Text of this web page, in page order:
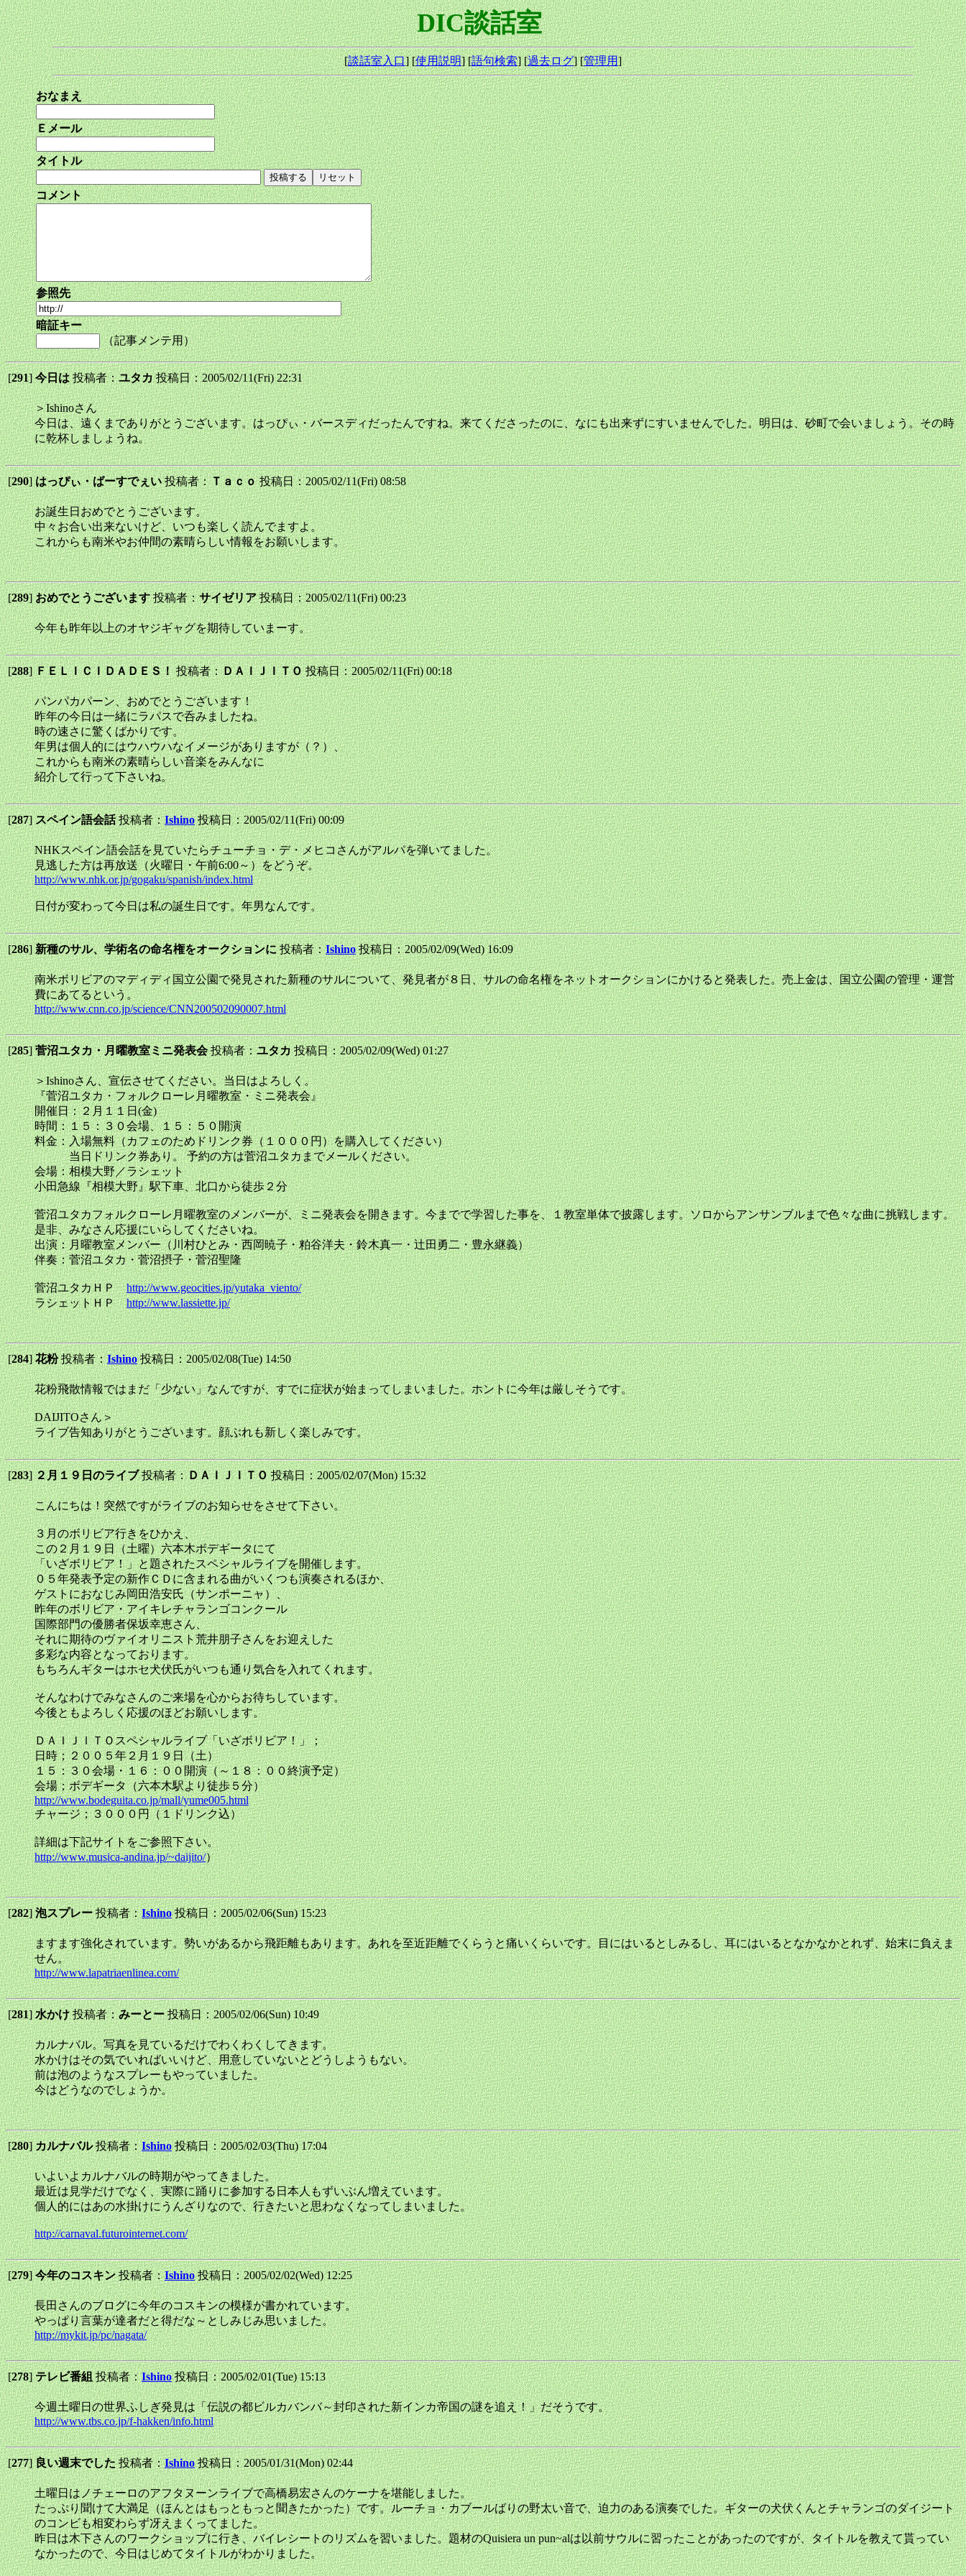
DIC談話室
[談話室入口] [使用説明] [語句検索] [過去ログ] [管理用]
おなまえ
Ｅメール
タイトル
コメント
参照先
暗証キー
（記事メンテ用）
[291]今日は投稿者：ユタカ投稿日：2005/02/11(Fri) 22:31
＞Ishinoさん
今日は、遠くまでありがとうございます。はっぴぃ・バースディだったんですね。来てくださったのに、なにも出来ずにすいませんでした。明日は、砂町で会いましょう。その時
に乾杯しましょうね。
[290]はっぴぃ・ばーすでぇい投稿者：Ｔａｃｏ投稿日：2005/02/11(Fri) 08:58
お誕生日おめでとうございます。
中々お合い出来ないけど、いつも楽しく読んでますよ。
これからも南米やお仲間の素晴らしい情報をお願いします。
[289]おめでとうございます投稿者：サイゼリア投稿日：2005/02/11(Fri) 00:23
今年も昨年以上のオヤジギャグを期待していまーす。
[288]ＦＥＬＩＣＩＤＡＤＥＳ！投稿者：ＤＡＩＪＩＴＯ投稿日：2005/02/11(Fri) 00:18
パンパカパーン、おめでとうございます！
昨年の今日は一緒にラパスで呑みましたね。
時の速さに驚くばかりです。
年男は個人的にはウハウハなイメージがありますが（？）、
これからも南米の素晴らしい音楽をみんなに
紹介して行って下さいね。
[287]スペイン語会話投稿者：Ishino 投稿日：2005/02/11(Fri) 00:09
NHKスペイン語会話を見ていたらチューチョ・デ・メヒコさんがアルパを弾いてました。
見逃した方は再放送（火曜日・午前6:00～）をどうぞ。
http://www.nhk.or.jp/gogaku/spanish/index.html
日付が変わって今日は私の誕生日です。年男なんです。
[286]新種のサル、学術名の命名権をオークションに投稿者：Ishino 投稿日：2005/02/09(Wed) 16:09
南米ボリビアのマディディ国立公園で発見された新種のサルについて、発見者が８日、サルの命名権をネットオークションにかけると発表した。売上金は、国立公園の管理・運営
費にあてるという。
http://www.cnn.co.jp/science/CNN200502090007.html
[285]菅沼ユタカ・月曜教室ミニ発表会投稿者：ユタカ投稿日：2005/02/09(Wed) 01:27
＞Ishinoさん、宣伝させてください。当日はよろしく。
『菅沼ユタカ・フォルクローレ月曜教室・ミニ発表会』
開催日：２月１１日(金)
時間：１５：３０会場、１５：５０開演
料金：入場無料（カフェのためドリンク券（１０００円）を購入してください）
当日ドリンク券あり。 予約の方は菅沼ユタカまでメールください。
会場：相模大野／ラシェット
小田急線『相模大野』駅下車、北口から徒歩２分
菅沼ユタカフォルクローレ月曜教室のメンバーが、ミニ発表会を開きます。今までで学習した事を、１教室単体で披露します。ソロからアンサンブルまで色々な曲に挑戦します。
是非、みなさん応援にいらしてくださいね。
出演：月曜教室メンバー（川村ひとみ・西岡暁子・粕谷洋夫・鈴木真一・辻田勇二・豊永継義）
伴奏：菅沼ユタカ・菅沼摂子・菅沼聖隆
菅沼ユタカＨＰhttp://www.geocities.jp/yutaka_viento/
ラシェットＨＰhttp://www.lassiette.jp/
[284]花粉投稿者：Ishino 投稿日：2005/02/08(Tue) 14:50
花粉飛散情報ではまだ「少ない」なんですが、すでに症状が始まってしまいました。ホントに今年は厳しそうです。
DAIJITOさん＞
ライブ告知ありがとうございます。顔ぶれも新しく楽しみです。
[283]２月１９日のライブ投稿者：ＤＡＩＪＩＴＯ投稿日：2005/02/07(Mon) 15:32
こんにちは！突然ですがライブのお知らせをさせて下さい。
３月のボリビア行きをひかえ、
この２月１９日（土曜）六本木ボデギータにて
「いざボリビア！」と題されたスペシャルライブを開催します。
０５年発表予定の新作ＣＤに含まれる曲がいくつも演奏されるほか、
ゲストにおなじみ岡田浩安氏（サンポーニャ）、
昨年のボリビア・アイキレチャランゴコンクール
国際部門の優勝者保坂幸恵さん、
それに期待のヴァイオリニスト荒井朋子さんをお迎えした
多彩な内容となっております。
もちろんギターはホセ犬伏氏がいつも通り気合を入れてくれます。
そんなわけでみなさんのご来場を心からお待ちしています。
今後ともよろしく応援のほどお願いします。
ＤＡＩＪＩＴＯスペシャルライブ「いざボリビア！」；
日時；２００５年２月１９日（土）
１５：３０会場・１６：００開演（～１８：００終演予定）
会場；ボデギータ（六本木駅より徒歩５分）
http://www.bodeguita.co.jp/mall/yume005.html
チャージ；３０００円（１ドリンク込）
詳細は下記サイトをご参照下さい。
http://www.musica-andina.jp/~daijito/）
[282]泡スプレー投稿者：Ishino 投稿日：2005/02/06(Sun) 15:23
ますます強化されています。勢いがあるから飛距離もあります。あれを至近距離でくらうと痛いくらいです。目にはいるとしみるし、耳にはいるとなかなかとれず、始末に負えま
せん。
http://www.lapatriaenlinea.com/
[281]水かけ投稿者：みーとー投稿日：2005/02/06(Sun) 10:49
カルナバル。写真を見ているだけでわくわくしてきます。
水かけはその気でいればいいけど、用意していないとどうしようもない。
前は泡のようなスプレーもやっていました。
今はどうなのでしょうか。
[280]カルナバル投稿者：Ishino 投稿日：2005/02/03(Thu) 17:04
いよいよカルナバルの時期がやってきました。
最近は見学だけでなく、実際に踊りに参加する日本人もずいぶん増えています。
個人的にはあの水掛けにうんざりなので、行きたいと思わなくなってしまいました。
http://carnaval.futurointernet.com/
[279]今年のコスキン投稿者：Ishino 投稿日：2005/02/02(Wed) 12:25
長田さんのブログに今年のコスキンの模様が書かれています。
やっぱり言葉が達者だと得だな～としみじみ思いました。
http://mykit.jp/pc/nagata/
[278]テレビ番組投稿者：Ishino 投稿日：2005/02/01(Tue) 15:13
今週土曜日の世界ふしぎ発見は「伝説の都ビルカバンバ～封印された新インカ帝国の謎を追え！」だそうです。
http://www.tbs.co.jp/f-hakken/info.html
[277]良い週末でした投稿者：Ishino 投稿日：2005/01/31(Mon) 02:44
土曜日はノチェーロのアフタヌーンライブで高橋易宏さんのケーナを堪能しました。
たっぷり聞けて大満足（ほんとはもっともっと聞きたかった）です。ルーチョ・カブールばりの野太い音で、迫力のある演奏でした。ギターの犬伏くんとチャランゴのダイジート
のコンビも相変わらず冴えまくってました。
昨日は木下さんのワークショップに行き、バイレシートのリズムを習いました。題材のQuisiera un pun~alは以前サウルに習ったことがあったのですが、タイトルを教えて貰ってい
なかったので、今日はじめてタイトルがわかりました。